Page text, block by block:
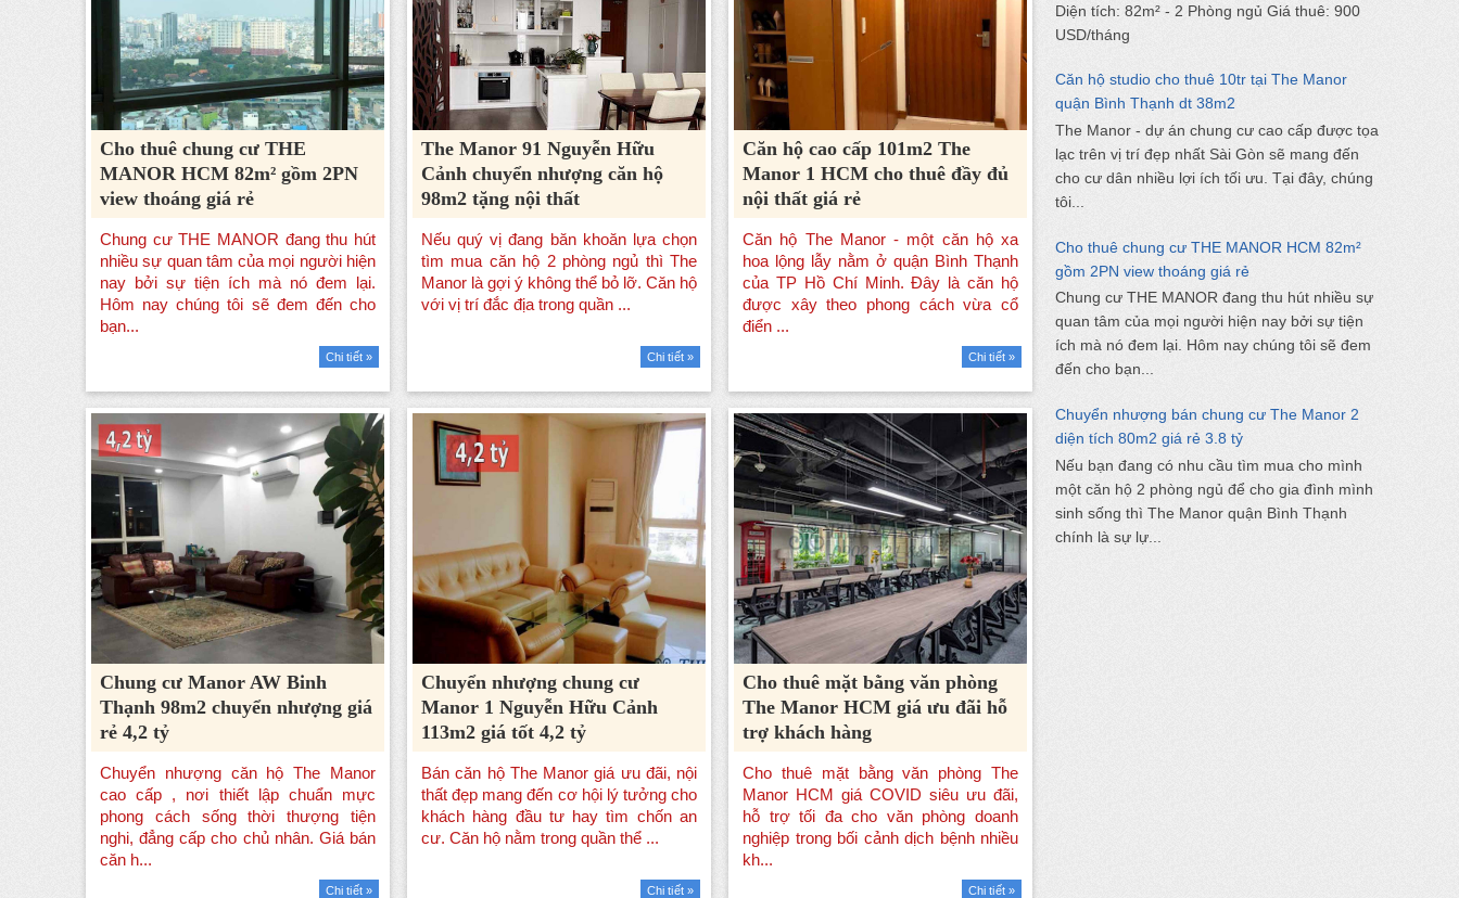
Cho thuê chung cư THE
MANOR HCM 82m² gồm 2PN
view thoáng giá rẻ
Chi tiết »
The Manor 91 Nguyễn Hữu
Cảnh chuyển nhượng căn hộ
98m2 tặng nội thất
Chi tiết »
Căn hộ cao cấp 101m2 The
Manor 1 HCM cho thuê đầy đủ
nội thất giá rẻ
Chi tiết »
Chung cư Manor AW Binh
Thạnh 98m2 chuyển nhượng giá
rẻ 4,2 tỷ
Chi tiết »
Chuyển nhượng chung cư
Manor 1 Nguyễn Hữu Cảnh
113m2 giá tốt 4,2 tỷ
Chi tiết »
Cho thuê mặt bằng văn phòng
The Manor HCM giá ưu đãi hỗ
trợ khách hàng
Chi tiết »
Diện tích: 82m² - 2 Phòng ngủ Giá thuê: 900
USD/tháng
Căn hộ studio cho thuê 10tr tại The Manor
quận Bình Thạnh dt 38m2
The Manor - dự án chung cư cao cấp được tọa
lạc trên vị trí đẹp nhất Sài Gòn sẽ mang đến
cho cư dân nhiều lợi ích tối ưu. Tại đây, chúng
tôi...
Cho thuê chung cư THE MANOR HCM 82m²
gồm 2PN view thoáng giá rẻ
Chung cư THE MANOR đang thu hút nhiều sự
quan tâm của mọi người hiện nay bởi sự tiện
ích mà nó đem lại. Hôm nay chúng tôi sẽ đem
đến cho bạn...
Chuyển nhượng bán chung cư The Manor 2
diện tích 80m2 giá rẻ 3.8 tỷ
Nếu bạn đang có nhu cầu tìm mua cho mình
một căn hộ 2 phòng ngủ để cho gia đình mình
sinh sống thì The Manor quận Bình Thạnh
chính là sự lự...